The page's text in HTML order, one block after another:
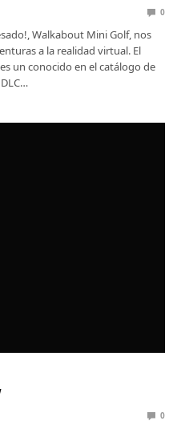
0
Walkabout Mini Golf, nos
a la realidad virtual. El
un conocido en el catálogo de
0